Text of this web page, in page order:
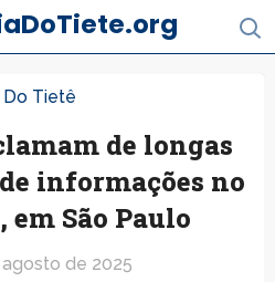
Do Tietê
de longas
informações no
São Paulo
de 2025